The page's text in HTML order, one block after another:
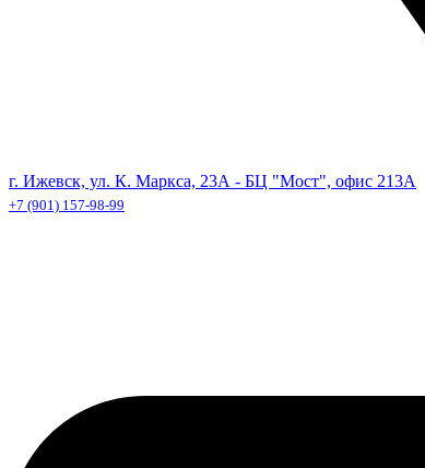
г. Ижевск, ул. К. Маркса, 23А - БЦ "Мост", офис 213А
+7 (901) 157-98-99